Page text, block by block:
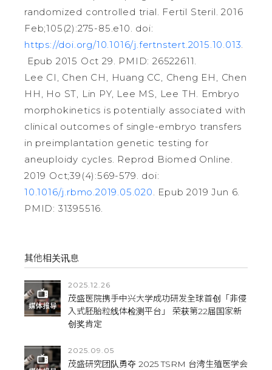
randomized controlled trial. Fertil Steril. 2016
Feb;105(2):275-85.e10. doi:
https://doi.org/10.1016/j.fertnstert.2015.10.013
Epub 2015 Oct 29. PMID: 26522611.
Lee CI, Chen CH, Huang CC, Cheng EH, Chen
HH, Ho ST, Lin PY, Lee MS, Lee TH. Embryo
morphokinetics is potentially associated with
clinical outcomes of single-embryo transfers
in preimplantation genetic testing for
aneuploidy cycles. Reprod Biomed Online.
2019 Oct;39(4):569-579. doi:
10.1016/j.rbmo.2019.05.020 . Epub 2019 Jun 6.
PMID: 31395516.
其他相关讯息
2025.12.26
茂盛医院携手中兴大学成功研发全球首创「非侵
入式胚胎粒线体检测平台」 荣获第22届国家新
创奖肯定
2025.09.05
茂盛研究团队勇夺 2025 TSRM 台湾生殖医学会